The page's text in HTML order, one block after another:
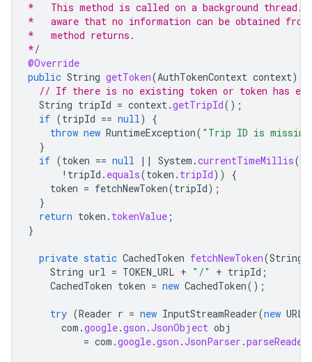
*   This method is called on a background thread.
*   aware that no information can be obtained
*   method returns.
*/
@Override
public String getToken(AuthTokenContext context)
// If there is no existing token or token has
String tripId = context.getTripId();
if (tripId == null)
{
throw new RuntimeException( "Trip ID is missing
}
if (token == null || System .currentTimeMillis()
! tripId . equals(token . tripId))
{
token = fetchNewToken(tripId);
}
return token . tokenValue ;
}
private static CachedToken fetchNewToken(String
String url = TOKEN_URL + "/" + tripId ;
CachedToken token = new CachedToken();
try (Reader r = new InputStreamReader(new URL
com .google.gson .JsonObject obj
= com .google.gson .JsonParser .parseReader